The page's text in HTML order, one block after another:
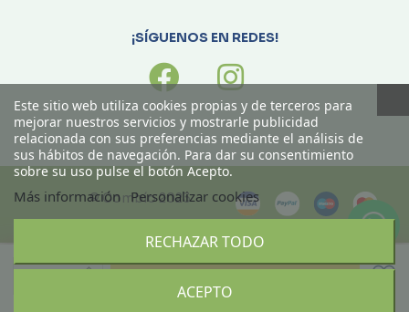
¡SÍGUENOS EN REDES!
Este sitio web utiliza cookies propias y de terceros para
mejorar nuestros servicios y mostrarle publicidad
relacionada con sus preferencias mediante el análisis de
sus hábitos de navegación. Para dar su consentimiento
sobre su uso pulse el botón Acepto.
Más información Personalizar cookies
RECHAZAR TODO
ACEPTO
© Combío 2023
Limpiar